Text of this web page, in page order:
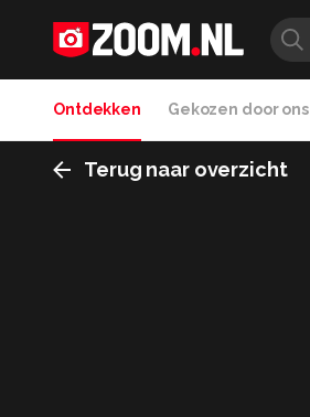
Ontdekken Gekozen door ons
Terug naar overzicht